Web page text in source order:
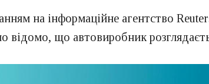
на інформаційне агентство
відомо, що автовиробник